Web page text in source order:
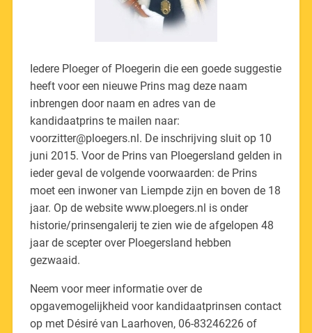
Iedere Ploeger of Ploegerin die een goede suggestie
heeft voor een nieuwe Prins mag deze naam
inbrengen door naam en adres van de
kandidaatprins te mailen naar:
voorzitter@ploegers.nl. De inschrijving sluit op 10
juni 2015. Voor de Prins van Ploegersland gelden in
ieder geval de volgende voorwaarden: de Prins
moet een inwoner van Liempde zijn en boven de 18
jaar. Op de website www.ploegers.nl is onder
historie/prinsengalerij te zien wie de afgelopen 48
jaar de scepter over Ploegersland hebben
gezwaaid.
Neem voor meer informatie over de
opgavemogelijkheid voor kandidaatprinsen contact
op met Désiré van Laarhoven, 06-83246226 of